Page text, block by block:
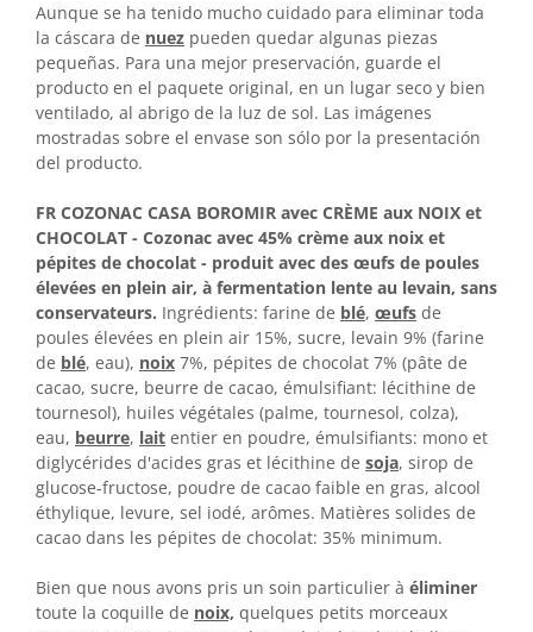
Aunque se ha tenido mucho cuidado para eliminar toda
la cáscara de nuez pueden quedar algunas piezas
pequeñas. Para una mejor preservación, guarde el
producto en el paquete original, en un lugar seco y bien
ventilado, al abrigo de la luz de sol. Las imágenes
mostradas sobre el envase son sólo por la presentación
del producto.
FR COZONAC CASA BOROMIR avec CRÈME aux NOIX et
CHOCOLAT - Cozonac avec 45% crème aux noix et
pépites de chocolat - produit avec des œufs de poules
élevées en plein air, à fermentation lente au levain, sans
conservateurs. Ingrédients: farine de blé, œufs de
poules élevées en plein air 15%, sucre, levain 9% (farine
de blé, eau), noix 7%, pépites de chocolat 7% (pâte de
cacao, sucre, beurre de cacao, émulsifiant: lécithine de
tournesol), huiles végétales (palme, tournesol, colza),
eau, beurre, lait entier en poudre, émulsifiants: mono et
diglycérides d'acides gras et lécithine de soja, sirop de
glucose-fructose, poudre de cacao faible en gras, alcool
éthylique, levure, sel iodé, arômes. Matières solides de
cacao dans les pépites de chocolat: 35% minimum.
Bien que nous avons pris un soin particulier à éliminer
toute la coquille de noix, quelques petits morceaux